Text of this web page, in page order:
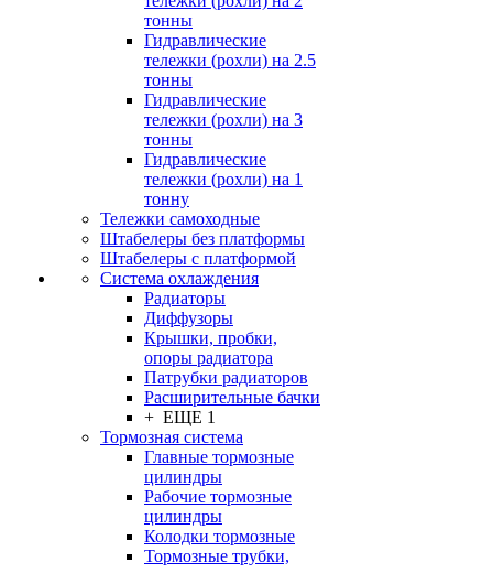
тонны
Гидравлические
тележки (рохли) на 2.5
тонны
Гидравлические
тележки (рохли) на 3
тонны
Гидравлические
тележки (рохли) на 1
тонну
Тележки самоходные
Штабелеры без платформы
Штабелеры с платформой
Система охлаждения
Радиаторы
Диффузоры
Крышки, пробки,
опоры радиатора
Патрубки радиаторов
Расширительные бачки
+ ЕЩЕ 1
Тормозная система
Главные тормозные
цилиндры
Рабочие тормозные
цилиндры
Колодки тормозные
Тормозные трубки,